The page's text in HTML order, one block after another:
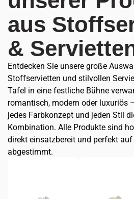
aus
&
Entdecken Sie unsere große
Stoffservietten und stilvollen
Tafel in eine festliche Bühne
romantisch, modern oder luxuriös
jedes Farbkonzept und jeden Stil
Kombination. Alle Produkte sind
direkt einsatzbereit und perfekt
abgestimmt.